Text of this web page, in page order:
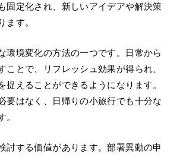
固定化され、新しいアイデアや解決策
ます。
環境変化の方法の一つです。日常から
ことで、リフレッシュ効果が得られ、
捉えることができるようになります。
要はなく、日帰りの小旅行でも十分な
。
討する価値があります。部署異動の申